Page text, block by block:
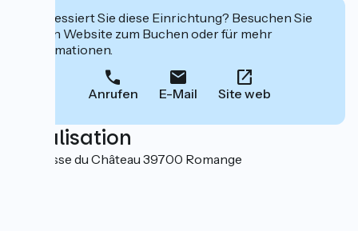
Interessiert Sie diese Einrichtung? Besuchen Sie
deren Website zum Buchen oder für mehr
Informationen.
Anrufen E-Mail Site web
Localisation
7 Impasse du Château 39700 Romange